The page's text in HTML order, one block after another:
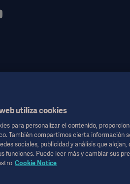
exclusivamente a profesionales de la
uso, manual de servicio o consejo médico.
de ninguna acción u omisión de
o producto mencionado podría no estar
utiliza cookies
para personalizar el contenido,
También compartimos cierta información
sociales, publicidad y análisis que
funciones. Puede leer más y cambiar sus
Cookie Notice